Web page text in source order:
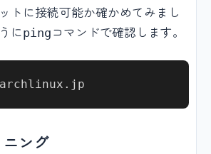
トに接続可能か確かめてみまし
にping コマンドで確認します。
ング